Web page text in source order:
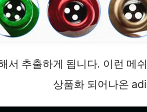
서 추출하게 됩니다. 이런 메
상품화 되어나온